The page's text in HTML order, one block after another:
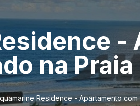
na
Residence - Apartamento